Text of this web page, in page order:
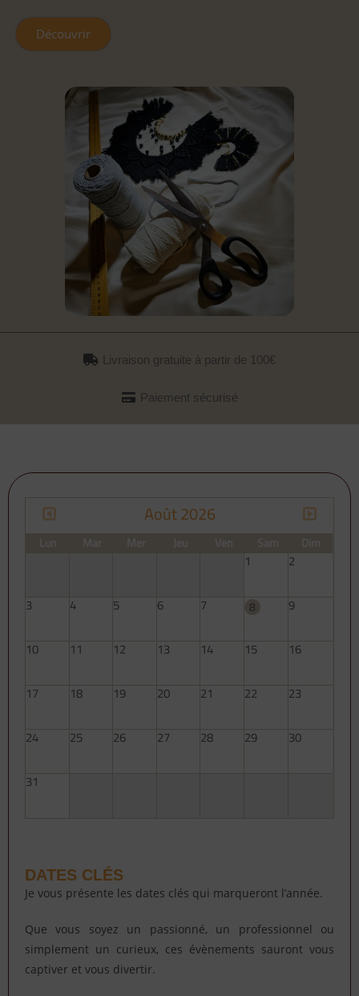
Découvrir
Livraison gratuite à partir de 100€
Paiement sécurisé
Août 2026
1
2
3
4 5 6 7 8
9
10
11 12 13 14 15
16
17
18 19 20 21 22
23
24
25 26 27 28 29
30
31
DATES CLÉS
Je vous présente les dates clés qui marqueront l’année.
Que vous soyez un passionné, un professionnel ou
simplement un curieux, ces évènements sauront vous
captiver et vous divertir.